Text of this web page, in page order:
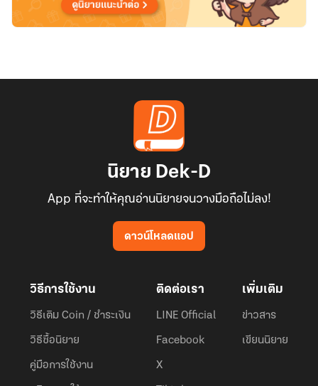
นิยาย Dek-D
App ที่จะทำให้คุณอ่านนิยายจนวางมือถือไม่ลง!
ดาวน์โหลดแอป
วิธีการใช้งาน
วิธีเติม Coin / ชำระเงิน
วิธีซื้อนิยาย
คู่มือการใช้งาน
ติดต่อเรา
LINE Official
Facebook
X
เพิ่มเติม
ข่าวสาร
เขียนนิยาย